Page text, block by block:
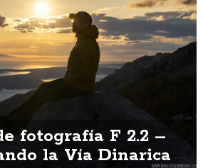
fotografía F 2.2 –
la Vía Dinarica